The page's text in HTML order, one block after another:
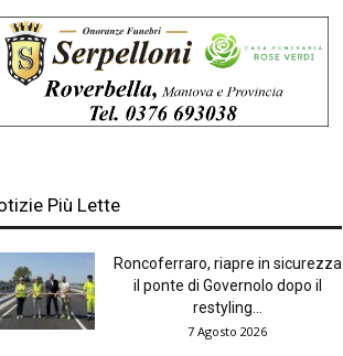
Più Lette
Roncoferraro, riapre in sicurezza
il ponte di Governolo dopo il
restyling...
7 Agosto 2026